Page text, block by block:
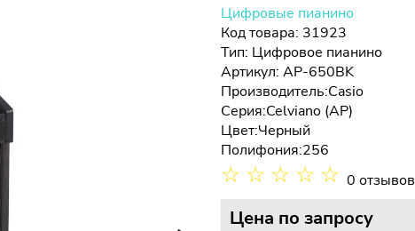
Цифровые пианино
Код товара: 31923
Тип: Цифровое пианино
Артикул: AP-650BK
Производитель:Casio
Серия:Celviano (AP)
Цвет:Черный
Полифония:256
☆ ☆ ☆ ☆ ☆ 0 отзывов
Цена по запросу